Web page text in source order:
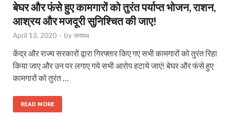
बेघर और फंसे हुए कामगारों को तुरंत पर्याप्त भोजन, राशन,
आश्रय और मजदूरी सुनिश्चित की जाए!
April 13, 2020 - byजनपथ
केंद्र और राज्य सरकारों द्वारा गिरफ्तार किए गए सभी कामगारों को तुरंत रिहा
किया जाए और उन पर लगाए गये सभी आरोप हटाये जाएं! बेघर और फंसे हुए
कामगारों को तुरंत …
READ MORE